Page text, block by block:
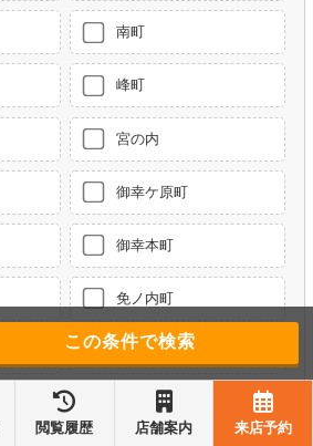
南町
峰町
宮の内
御幸ケ原町
御幸本町
免ノ内町
茂原
八千代
閲覧履歴 店舗案内 来店予約